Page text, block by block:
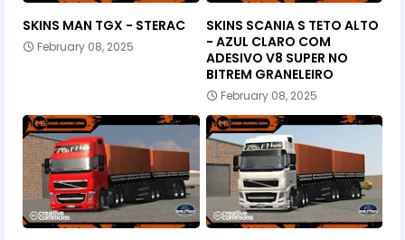
SKINS MAN TGX - STERAC
February 08, 2025
SKINS SCANIA S TETO ALTO
- AZUL CLARO COM
ADESIVO V8 SUPER NO
BITREM GRANELEIRO
February 08, 2025